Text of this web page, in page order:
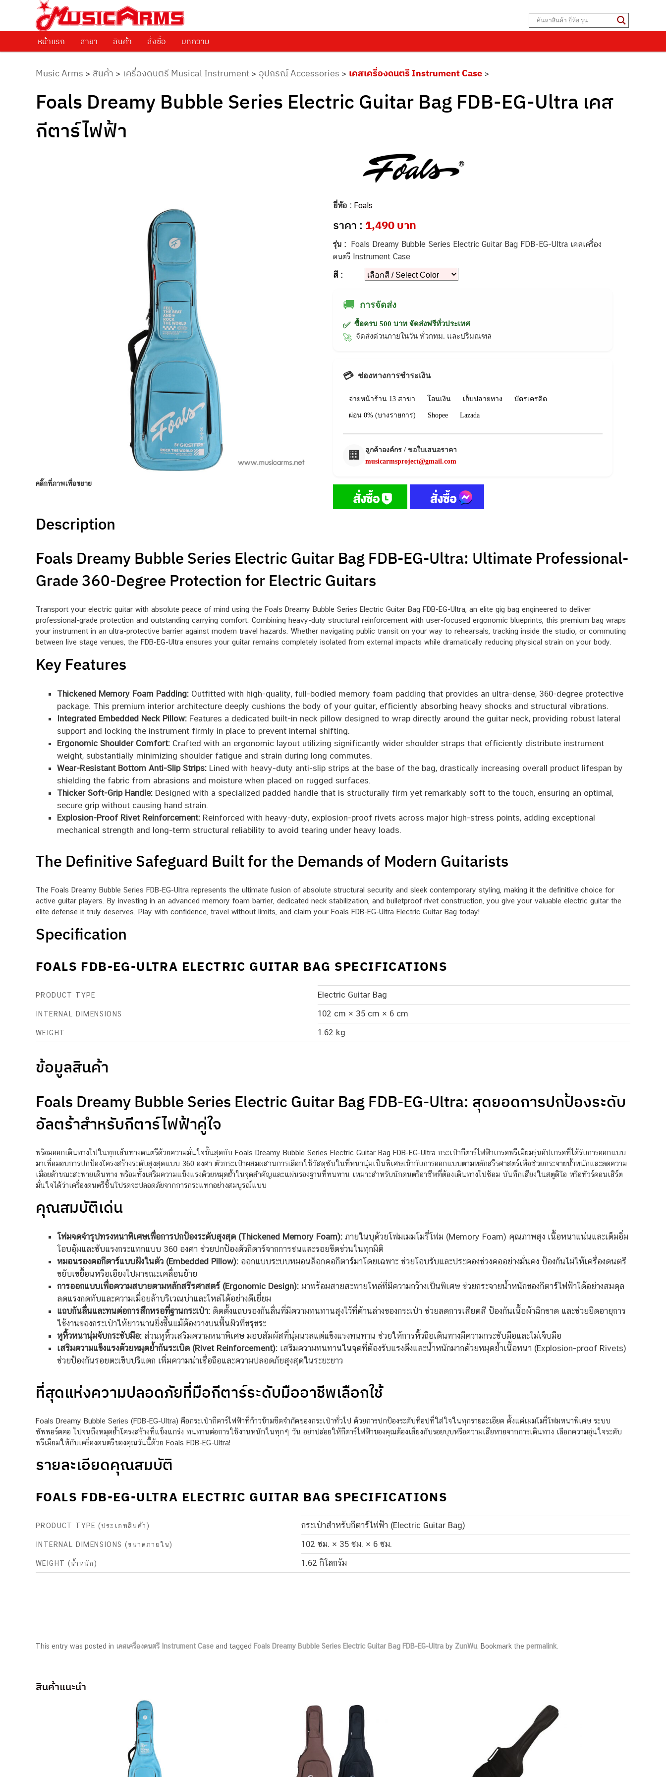
Music Arms
ศูนย์รวมครื่องดนตรีทุกชนิด ตั้งแต่เริ่มต้นถึงมืออาชีพ
Skip to primary content
หน้าแรก สาขา สินค้า สั่งซื้อ บทความ
Music Arms > สินค้า > เครื่องดนตรี Musical Instrument > อุปกรณ์ Accessories > เคสเครื่องดนตรี Instrument Case >
Foals Dreamy Bubble Series Electric Guitar Bag FDB-EG-Ultra เคส
กีตาร์ไฟฟ้า
คลิ๊กที่ภาพเพื่อขยาย
ยี่ห้อ : Foals
ราคา : 1,490 บาท
รุ่น : Foals Dreamy Bubble Series Electric Guitar Bag FDB-EG-Ultra เคสเครื่อง
ดนตรี Instrument Case
สี :
🚚 การจัดส่ง
✅ ซื้อครบ 500 บาท จัดส่งฟรีทั่วประเทศ
🚀 จัดส่งด่วนภายในวัน ทั่วกทม. และปริมณฑล
💳 ช่องทางการชำระเงิน
จ่ายหน้าร้าน 13 สาขา โอนเงิน เก็บปลายทาง บัตรเครดิต
ผ่อน 0% (บางรายการ) Shopee Lazada
🏢
ลูกค้าองค์กร / ขอใบเสนอราคา
musicarmsproject@gmail.com
Description
Foals Dreamy Bubble Series Electric Guitar Bag FDB-EG-Ultra: Ultimate Professional-
Grade 360-Degree Protection for Electric Guitars
Transport your electric guitar with absolute peace of mind using the Foals Dreamy Bubble Series Electric Guitar Bag FDB-EG-Ultra, an elite gig bag engineered to deliver
professional-grade protection and outstanding carrying comfort. Combining heavy-duty structural reinforcement with user-focused ergonomic blueprints, this premium bag wraps
your instrument in an ultra-protective barrier against modern travel hazards. Whether navigating public transit on your way to rehearsals, tracking inside the studio, or commuting
between live stage venues, the FDB-EG-Ultra ensures your guitar remains completely isolated from external impacts while dramatically reducing physical strain on your body.
Key Features
Thickened Memory Foam Padding:Outfitted with high-quality, full-bodied memory foam padding that provides an ultra-dense, 360-degree protective
package. This premium interior architecture deeply cushions the body of your guitar, efficiently absorbing heavy shocks and structural vibrations.
Integrated Embedded Neck Pillow:Features a dedicated built-in neck pillow designed to wrap directly around the guitar neck, providing robust lateral
support and locking the instrument firmly in place to prevent internal shifting.
Ergonomic Shoulder Comfort:Crafted with an ergonomic layout utilizing significantly wider shoulder straps that efficiently distribute instrument
weight, substantially minimizing shoulder fatigue and strain during long commutes.
Wear-Resistant Bottom Anti-Slip Strips:Lined with heavy-duty anti-slip strips at the base of the bag, drastically increasing overall product lifespan by
shielding the fabric from abrasions and moisture when placed on rugged surfaces.
Thicker Soft-Grip Handle:Designed with a specialized padded handle that is structurally firm yet remarkably soft to the touch, ensuring an optimal,
secure grip without causing hand strain.
Explosion-Proof Rivet Reinforcement:Reinforced with heavy-duty, explosion-proof rivets across major high-stress points, adding exceptional
mechanical strength and long-term structural reliability to avoid tearing under heavy loads.
The Definitive Safeguard Built for the Demands of Modern Guitarists
The Foals Dreamy Bubble Series FDB-EG-Ultra represents the ultimate fusion of absolute structural security and sleek contemporary styling, making it the definitive choice for
active guitar players. By investing in an advanced memory foam barrier, dedicated neck stabilization, and bulletproof rivet construction, you give your valuable electric guitar the
elite defense it truly deserves. Play with confidence, travel without limits, and claim your Foals FDB-EG-Ultra Electric Guitar Bag today!
Specification
FOALS FDB-EG-ULTRA ELECTRIC GUITAR BAG SPECIFICATIONS
PRODUCT TYPE Electric Guitar Bag
INTERNAL DIMENSIONS 102 cm × 35 cm × 6 cm
WEIGHT 1.62 kg
ข้อมูลสินค้า
Foals Dreamy Bubble Series Electric Guitar Bag FDB-EG-Ultra: สุดยอดการปกป้องระดับ
อัลตร้าสำหรับกีตาร์ไฟฟ้าคู่ใจ
พร้อมออกเดินทางไปในทุกเส้นทางดนตรีด้วยความมั่นใจขั้นสุดกับ Foals Dreamy Bubble Series Electric Guitar Bag FDB-EG-Ultra กระเป๋ากีตาร์ไฟฟ้าเกรดพรีเมียมรุ่นอัปเกรดที่ได้รับการออกแบบ
มาเพื่อมอบการปกป้องโครงสร้างระดับสูงสุดแบบ 360 องศา ตัวกระเป๋าผสมผสานการเลือกใช้วัสดุซับในที่หนานุ่มเป็นพิเศษเข้ากับการออกแบบตามหลักสรีรศาสตร์เพื่อช่วยกระจายน้ำหนักและลดความ
เมื่อยล้าขณะสะพายเดินทาง พร้อมทั้งเสริมความแข็งแรงด้วยหมุดย้ำในจุดสำคัญและแผ่นรองฐานที่ทนทาน เหมาะสำหรับนักดนตรีอาชีพที่ต้องเดินทางไปซ้อม บันทึกเสียงในสตูดิโอ หรือทัวร์คอนเสิร์ต
มั่นใจได้ว่าเครื่องดนตรีชิ้นโปรดจะปลอดภัยจากการกระแทกอย่างสมบูรณ์แบบ
คุณสมบัติเด่น
โฟมจดจำรูปทรงหนาพิเศษเพื่อการปกป้องระดับสูงสุด (Thickened Memory Foam):ภายในบุด้วยโฟมเมมโมรี่โฟม (Memory Foam) คุณภาพสูง เนื้อหนาแน่นและเต็มอิ่ม
โอบอุ้มและซับแรงกระแทกแบบ 360 องศา ช่วยปกป้องตัวกีตาร์จากการชนและรอยขีดข่วนในทุกมิติ
หมอนรองคอกีตาร์แบบฝังในตัว (Embedded Pillow):ออกแบบระบบหมอนล็อกคอกีตาร์มาโดยเฉพาะ ช่วยโอบรับและประคองช่วงคออย่างมั่นคง ป้องกันไม่ให้เครื่องดนตรี
ขยับเขยื้อนหรือเอียงไปมาขณะเคลื่อนย้าย
การออกแบบเพื่อความสบายตามหลักสรีรศาสตร์ (Ergonomic Design):มาพร้อมสายสะพายไหล่ที่มีความกว้างเป็นพิเศษ ช่วยกระจายน้ำหนักของกีตาร์ไฟฟ้าได้อย่างสมดุล
ลดแรงกดทับและความเมื่อยล้าบริเวณบ่าและไหล่ได้อย่างดีเยี่ยม
แถบกันลื่นและทนต่อการสึกหรอที่ฐานกระเป๋า:ติดตั้งแถบรองกันลื่นที่มีความทนทานสูงไว้ที่ด้านล่างของกระเป๋า ช่วยลดการเสียดสี ป้องกันเนื้อผ้าฉีกขาด และช่วยยืดอายุการ
ใช้งานของกระเป๋าให้ยาวนานยิ่งขึ้นแม้ต้องวางบนพื้นผิวที่ขรุขระ
หูหิ้วหนานุ่มจับกระชับมือ:ส่วนหูหิ้วเสริมความหนาพิเศษ มอบสัมผัสที่นุ่มนวลแต่แข็งแรงทนทาน ช่วยให้การหิ้วถือเดินทางมีความกระชับมือและไม่เจ็บมือ
เสริมความแข็งแรงด้วยหมุดย้ำกันระเบิด (Rivet Reinforcement):เสริมความทนทานในจุดที่ต้องรับแรงดึงและน้ำหนักมากด้วยหมุดย้ำเนื้อหนา (Explosion-proof Rivets)
ช่วยป้องกันรอยตะเข็บปริแตก เพิ่มความน่าเชื่อถือและความปลอดภัยสูงสุดในระยะยาว
ที่สุดแห่งความปลอดภัยที่มือกีตาร์ระดับมืออาชีพเลือกใช้
Foals Dreamy Bubble Series (FDB-EG-Ultra) คือกระเป๋ากีตาร์ไฟฟ้าที่ก้าวข้ามขีดจำกัดของกระเป๋าทั่วไป ด้วยการปกป้องระดับท็อปที่ใส่ใจในทุกรายละเอียด ตั้งแต่เมมโมรี่โฟมหนาพิเศษ ระบบ
ซัพพอร์ตคอ ไปจนถึงหมุดย้ำโครงสร้างที่แข็งแกร่ง ทนทานต่อการใช้งานหนักในทุกๆ วัน อย่าปล่อยให้กีตาร์ไฟฟ้าของคุณต้องเสี่ยงกับรอยบุบหรือความเสียหายจากการเดินทาง เลือกความอุ่นใจระดับ
พรีเมียมให้กับเครื่องดนตรีของคุณวันนี้ด้วย Foals FDB-EG-Ultra!
รายละเอียดคุณสมบัติ
FOALS FDB-EG-ULTRA ELECTRIC GUITAR BAG SPECIFICATIONS
PRODUCT TYPE (ประเภทสินค้า) กระเป๋าสำหรับกีตาร์ไฟฟ้า (Electric Guitar Bag)
INTERNAL DIMENSIONS (ขนาดภายใน) 102 ซม. × 35 ซม. × 6 ซม.
WEIGHT (น้ำหนัก) 1.62 กิโลกรัม
This entry was posted in เคสเครื่องดนตรี Instrument Case and tagged Foals Dreamy Bubble Series Electric Guitar Bag FDB-EG-Ultra by ZunWu. Bookmark the permalink.
สินค้าแนะนำ